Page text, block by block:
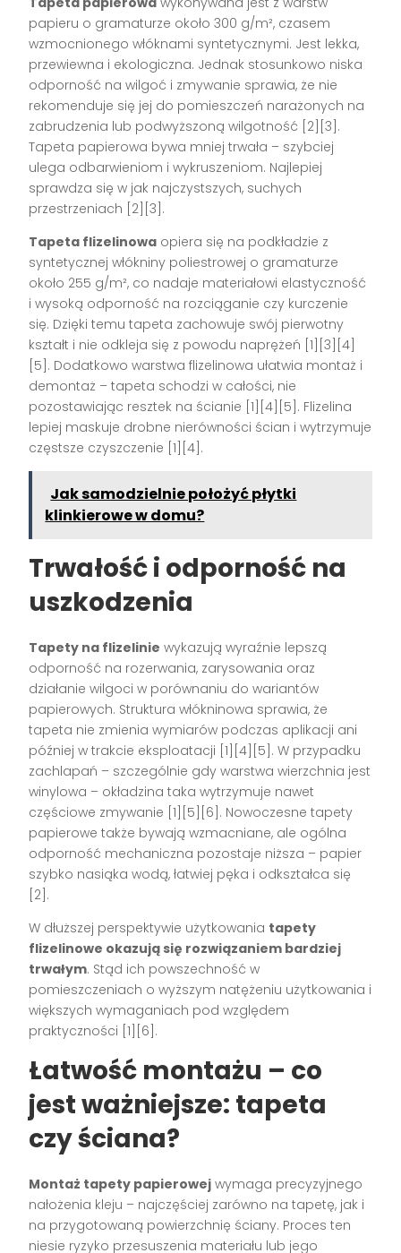
papieru o gramaturze około 300 g/m², czasem
wzmocnionego włóknami syntetycznymi. Jest lekka,
przewiewna i ekologiczna. Jednak stosunkowo niska
odporność na wilgoć i zmywanie sprawia, że nie
rekomenduje się jej do pomieszczeń narażonych na
zabrudzenia lub podwyższoną wilgotność [2][3] .
Tapeta papierowa bywa mniej trwała – szybciej
ulega odbarwieniom i wykruszeniom. Najlepiej
sprawdza się w jak najczystszych, suchych
przestrzeniach [2][3] .
Tapeta flizelinowa opiera się na podkładzie z
syntetycznej włókniny poliestrowej o gramaturze
około 255 g/m², co nadaje materiałowi elastyczność
i wysoką odporność na rozciąganie czy kurczenie
się. Dzięki temu tapeta zachowuje swój pierwotny
kształt i nie odkleja się z powodu naprężeń [1][3][4]
[5] . Dodatkowo warstwa flizelinowa ułatwia montaż i
demontaż – tapeta schodzi w całości, nie
pozostawiając resztek na ścianie [1][4][5] . Flizelina
lepiej maskuje drobne nierówności ścian i wytrzymuje
częstsze czyszczenie [1][4] .
Jak samodzielnie położyć płytki
klinkierowe w domu?
Trwałość i odporność na
uszkodzenia
Tapety na flizelinie wykazują wyraźnie lepszą
odporność na rozerwania, zarysowania oraz
działanie wilgoci w porównaniu do wariantów
papierowych. Struktura włókninowa sprawia, że
tapeta nie zmienia wymiarów podczas aplikacji ani
później w trakcie eksploatacji [1][4][5] . W przypadku
zachlapań – szczególnie gdy warstwa wierzchnia jest
winylowa – okładzina taka wytrzymuje nawet
częściowe zmywanie [1][5][6] . Nowoczesne tapety
papierowe także bywają wzmacniane, ale ogólna
odporność mechaniczna pozostaje niższa – papier
szybko nasiąka wodą, łatwiej pęka i odkształca się
[2] .
W dłuższej perspektywie użytkowania tapety
flizelinowe okazują się rozwiązaniem bardziej
trwałym. Stąd ich powszechność w
pomieszczeniach o wyższym natężeniu użytkowania i
większych wymaganiach pod względem
praktyczności [1][6] .
Łatwość montażu – co
jest ważniejsze: tapeta
czy ściana?
Montaż tapety papierowej wymaga precyzyjnego
nałożenia kleju – najczęściej zarówno na tapetę, jak i
na przygotowaną powierzchnię ściany. Proces ten
niesie ryzyko przesuszenia materiału lub jego